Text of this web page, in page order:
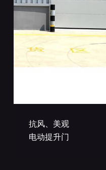
抗风、美观
电动提升门